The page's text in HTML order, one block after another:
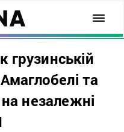
грузинській
та
незалежні